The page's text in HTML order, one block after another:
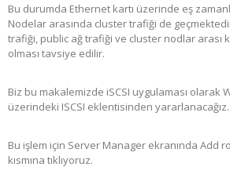
Bu durumda Ethernet kartı üzerinde eş
Nodelar arasında cluster trafiği de
trafiği, public ağ trafiği ve cluster nodlar arası
olması tavsiye edilir.
Biz bu makalemizde iSCSI uygulaması olarak
üzerindeki ISCSI eklentisinden yararlanacağız.
Bu işlem için Server Manager ekranında Add
kısmına tıklıyoruz.